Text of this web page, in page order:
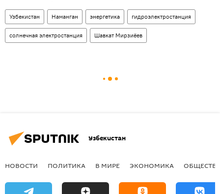
Узбекистан Наманган энергетика гидроэлектростанция
солнечная электростанция Шавкат Мирзиёев
Узбекистан
НОВОСТИ ПОЛИТИКА В МИРЕ ЭКОНОМИКА